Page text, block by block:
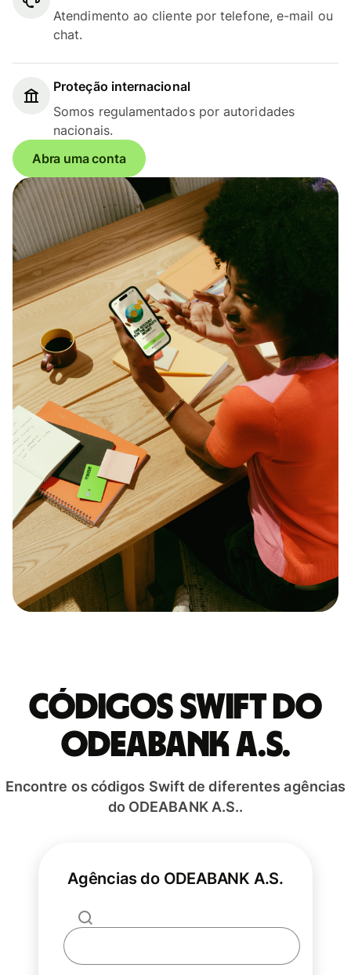
Atendimento ao cliente por telefone, e-mail ou
chat.
Proteção internacional
Somos regulamentados por autoridades
nacionais.
Abra uma conta
Códigos Swift do
ODEABANK A.S.
Encontre os códigos Swift de diferentes agências
do ODEABANK A.S..
Agências do ODEABANK A.S.